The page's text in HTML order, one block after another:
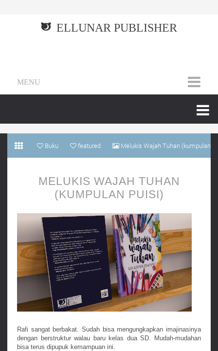
ELLUNAR PUBLISHER
MENU
Buku featured Melukis Wajah Tuhan (kumpulan
MELUKIS WAJAH TUHAN
(KUMPULAN PUISI)
Rafi sangat berbakat. Sudah bisa mengungkapkan imajinasinya
dengan berstruktur walau baru kelas dua SD. Mudah-mudahan
bisa terus dipupuk kemampuan ini.